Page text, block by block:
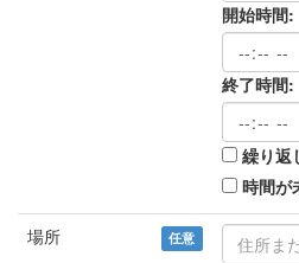
開始時間:
終了時間:
繰り返
時間が
場所 任意